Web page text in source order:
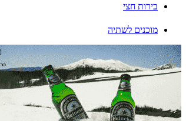
בירות חצי
מוכנים לשתיה